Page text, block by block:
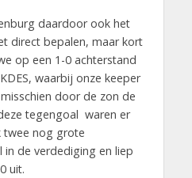
daardoor ook het
direct bepalen, maar kort
op een 1-0 achterstand
waarbij onze keeper
door de zon de
tegengoal waren er
twee nog grote
in de verdediging en liep
uit.